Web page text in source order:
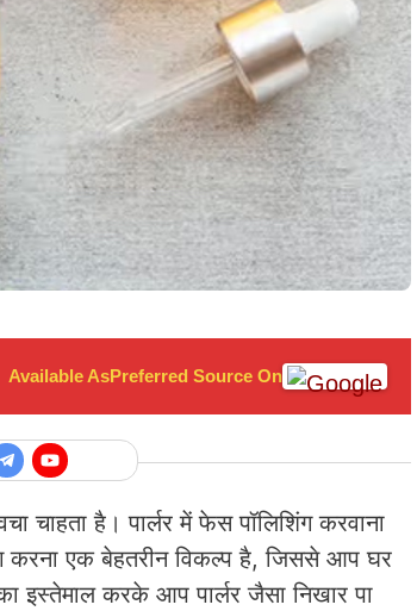
Available AsPreferred Source On
है। पार्लर में फेस पॉलिशिंग करवाना
एक बेहतरीन विकल्प है, जिससे आप घर
इस्तेमाल करके आप पार्लर जैसा निखार पा